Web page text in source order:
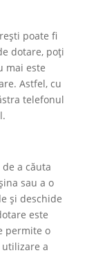
poate fi
dotare, poți
mai este
Astfel, cu
telefonul
a căuta
sau a o
și deschide
este
permite o
a